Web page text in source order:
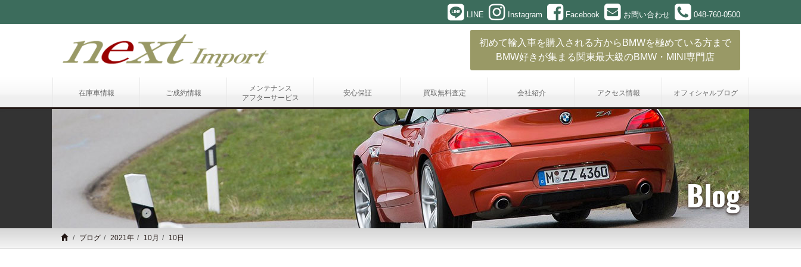
LINE Instagram Facebook お問い合わせ 048-760-0500
初めて輸入車を購入される方からBMWを極めている方まで
BMW好きが集まる関東最大級のBMW・MINI専門店
在庫車情報 ご成約情報
メンテナンス
アフターサービス
安心保証 買取無料査定 会社紹介 アクセス情報 オフィシャルブログ
Blog
ブログ 2021年 10月 10日